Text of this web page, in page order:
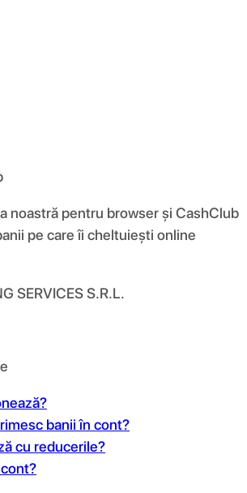
noastră pentru browser și CashClub
pe care îi cheltuiești online
SERVICES S.R.L.
banii în cont?
cu reducerile?